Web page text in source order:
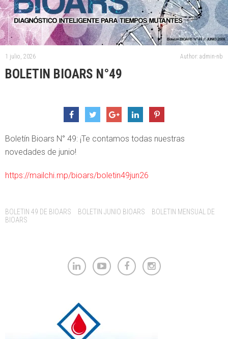
1 julio, 2026 Author: admin-nb
BOLETIN BIOARS N°49
Boletín Bioars N° 49: ¡Te contamos todas nuestras
novedades de junio!
https://mailchi.mp/bioars/boletin49jun26
Tags:
BOLETIN 49 DE BIOARS BOLETIN JUNIO BIOARS
BOLETIN MENSUAL DE
BIOARS